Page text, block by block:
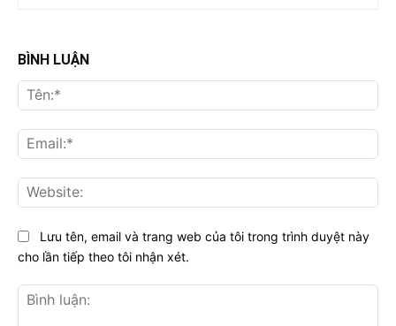
BÌNH LUẬN
Lưu tên, email và trang web của tôi trong trình duyệt này
cho lần tiếp theo tôi nhận xét.